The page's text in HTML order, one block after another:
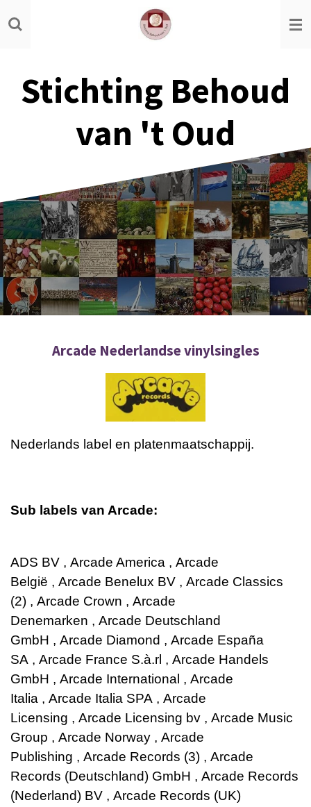
Ga
direct
hoofdinhoud
Stichting Behoud
van 't Oud
Arcade Nederlandse vinylsingles
Nederlands label en platenmaatschappij.
Sub labels van Arcade:
ADS BV , Arcade America , Arcade
België , Arcade Benelux BV , Arcade Classics
(2) , Arcade Crown , Arcade
Denemarken , Arcade Deutschland
GmbH , Arcade Diamond , Arcade España
SA , Arcade France S.à.rl , Arcade Handels
GmbH , Arcade International , Arcade
Italia , Arcade Italia SPA , Arcade
Licensing , Arcade Licensing bv , Arcade Music
Group , Arcade Norway , Arcade
Publishing , Arcade Records (3) , Arcade
Records (Deutschland) GmbH , Arcade Records
(Nederland) BV , Arcade Records (UK)